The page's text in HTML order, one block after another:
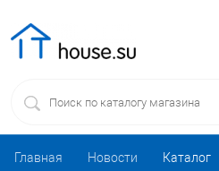
Главная Новости Каталог